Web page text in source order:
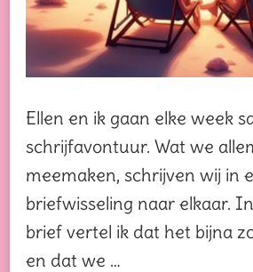
Ellen en ik gaan elke week
schrijfavontuur. Wat we
meemaken, schrijven wij in
briefwisseling naar elkaar.
brief vertel ik dat het bijna
en dat we …